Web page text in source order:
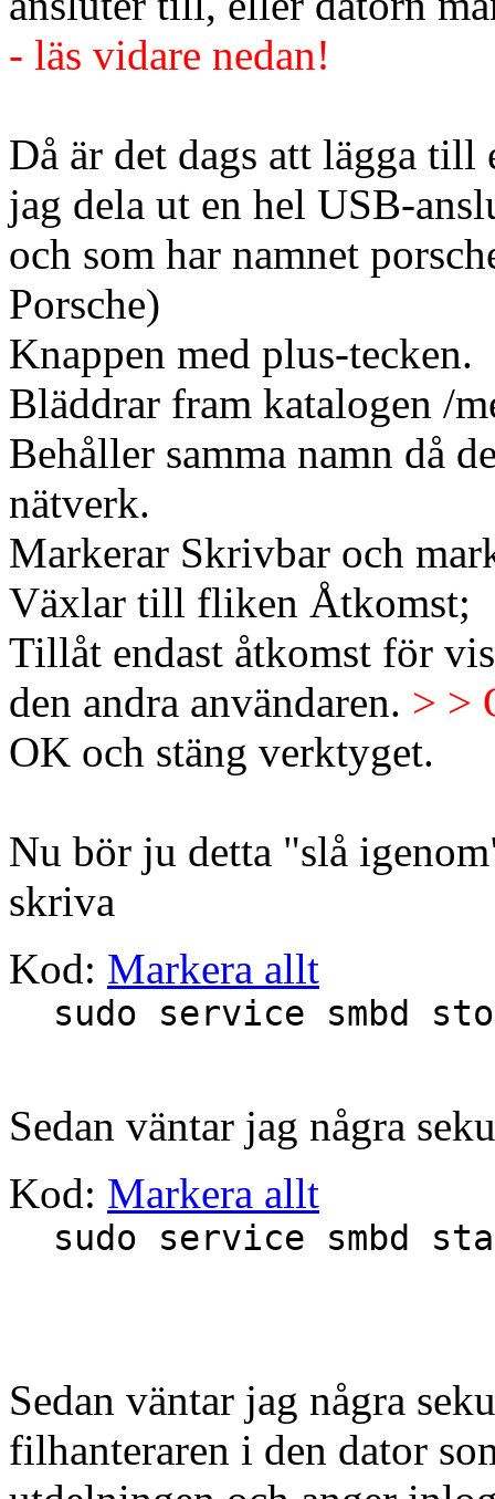
- läs vidare nedan!
Då är det dags att lägga
jag dela ut en hel USB-
och som har namnet
Porsche)
Knappen med plus-tecken.
Bläddrar fram katalogen /
Behåller samma namn då
nätverk.
Markerar Skrivbar och
Växlar till fliken Åtkomst;
Tillåt endast åtkomst för
den andra användaren. > >
OK och stäng verktyget.
Nu bör ju detta "slå
skriva
Kod: Markera allt
sudo service smbd
Sedan väntar jag några
Kod: Markera allt
sudo service smbd
Sedan väntar jag några
filhanteraren i den dator